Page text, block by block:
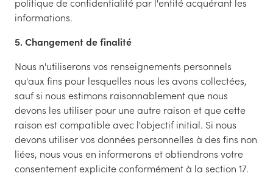
informations.
5. Changement de finalité
Nous n'utiliserons vos renseignements personnels
qu'aux fins pour lesquelles nous les avons collectées,
sauf si nous estimons raisonnablement que nous
devons les utiliser pour une autre raison et que cette
raison est compatible avec l'objectif initial. Si nous
devons utiliser vos données personnelles à des fins non
liées, nous vous en informerons et obtiendrons votre
consentement explicite conformément à la section 17.